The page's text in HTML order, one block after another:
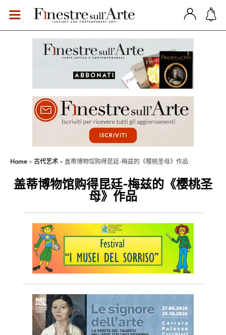
Home 古代艺术 盖蒂博物馆购得昆廷-梅兹的《樱桃圣母》作品
盖蒂博物馆购得昆廷-梅兹的《樱桃圣
母》作品